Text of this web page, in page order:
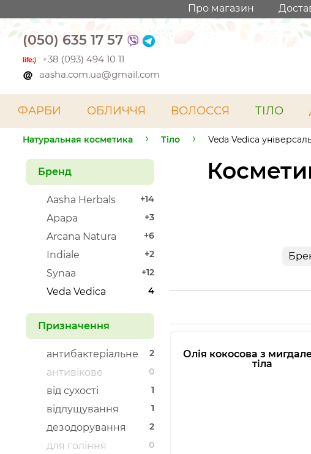
Про магазин
(050) 635 17 57
+38 (093) 494 10 11
aasha.com.ua@gmail.com
ФАРБИ ОБЛИЧЧЯ ВОЛОССЯ ТІЛО
Натуральная косметика Тіло Veda Vedica
Олія кокосова з
тіла
Бренд
+14
Aasha Herbals
+3
Apapa
+6
Arcana Natura
+2
Indiale
+12
Synaa
4
Veda Vedica
Призначення
2
антибактеріальне
0
антивікове
1
від сухості
1
відлущування
2
дезодорування
0
для гоління